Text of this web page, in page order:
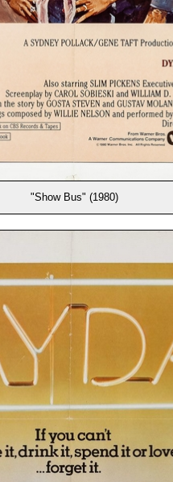
"Show Bus" (1980)